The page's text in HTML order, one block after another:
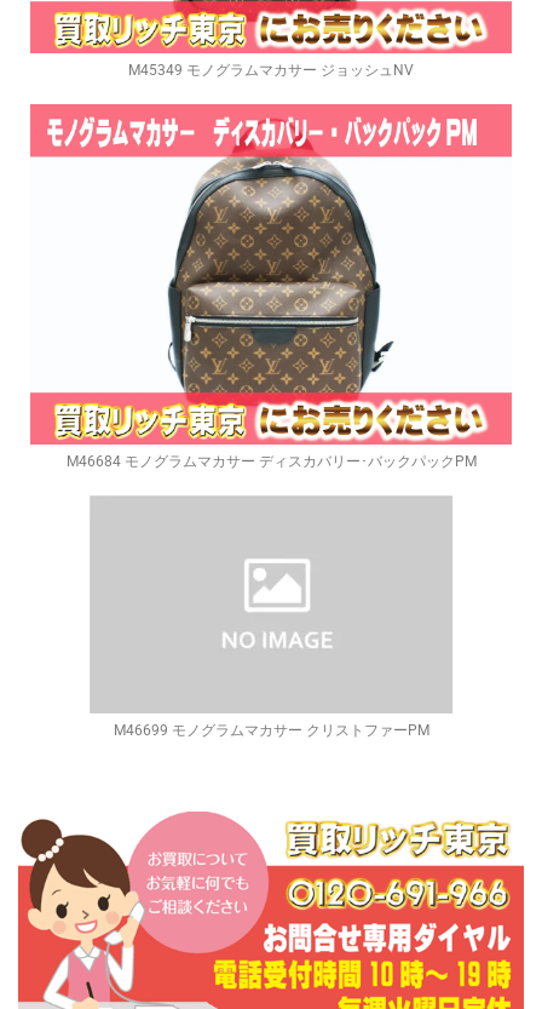
M45349 モノグラムマカサー ジョッシュNV
M46684 モノグラムマカサー ディスカバリー･バックパックPM
M46699 モノグラムマカサー クリストファーPM